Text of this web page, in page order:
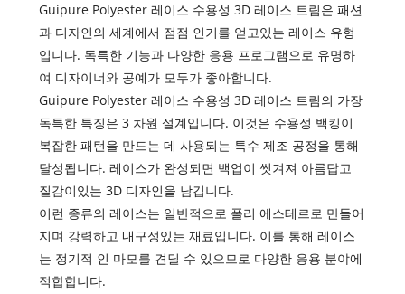
Guipure Polyester 레이스 수용성 3D 레이스 트림은 패션
과 디자인의 세계에서 점점 인기를 얻고있는 레이스 유형
입니다. 독특한 기능과 다양한 응용 프로그램으로 유명하
여 디자이너와 공예가 모두가 좋아합니다.
Guipure Polyester 레이스 수용성 3D 레이스 트림의 가장
독특한 특징은 3 차원 설계입니다. 이것은 수용성 백킹이
복잡한 패턴을 만드는 데 사용되는 특수 제조 공정을 통해
달성됩니다. 레이스가 완성되면 백업이 씻겨져 아름답고
질감이있는 3D 디자인을 남깁니다.
이런 종류의 레이스는 일반적으로 폴리 에스테르로 만들어
지며 강력하고 내구성있는 재료입니다. 이를 통해 레이스
는 정기적 인 마모를 견딜 수 있으므로 다양한 응용 분야에
적합합니다.